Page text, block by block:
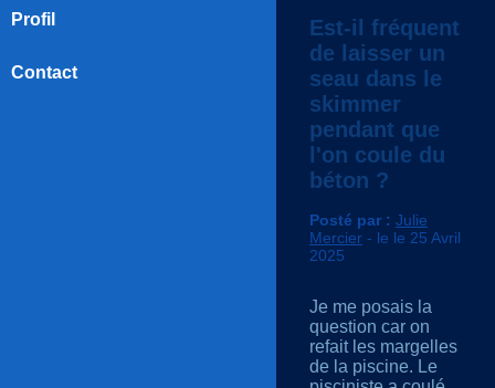
Profil
Contact
Est-il fréquent
de laisser un
seau dans le
skimmer
pendant que
l'on coule du
béton ?
Posté par : Julie
Mercier - le le 25 Avril
2025
Je me posais la
question car on
refait les margelles
de la piscine. Le